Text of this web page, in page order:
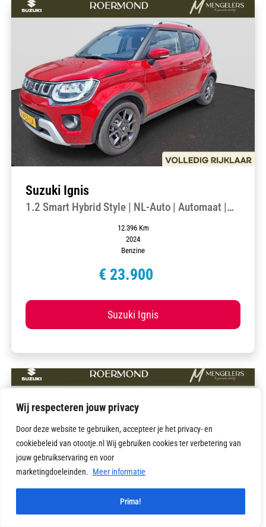
Wij respecteren jouw privacy
Door deze website te gebruiken, accepteer je het privacy- en
cookiebeleid van otootje.nl Wij gebruiken cookies ter verbetering van
jouw gebruikservaring en voor
marketingdoeleinden. Meer informatie
Prima!
Suzuki Ignis
1.2 Smart Hybrid Style | NL-Auto | Automaat |
Control | Stoelverwarming | LM-velgen |
12.396 Km
2024
Benzine
€ 23.900
Suzuki Ignis